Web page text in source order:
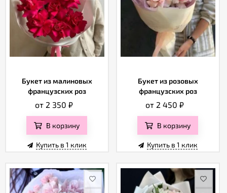
Букет из малиновых
французских роз
от 2 350 ₽
В корзину
Купить в 1 клик
Букет из розовых
французских роз
от 2 450₽
В корзину
Купить в 1 клик